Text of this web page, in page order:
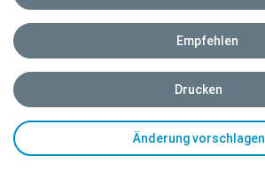
Empfehlen
Drucken
Änderung vorschlagen